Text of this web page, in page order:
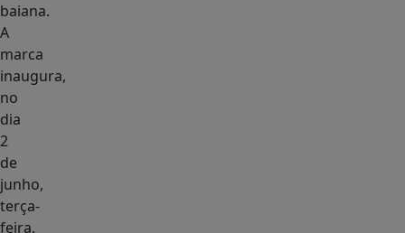
baiana.
A
marca
inaugura,
no
dia
2
de
junho,
terça-
feira,